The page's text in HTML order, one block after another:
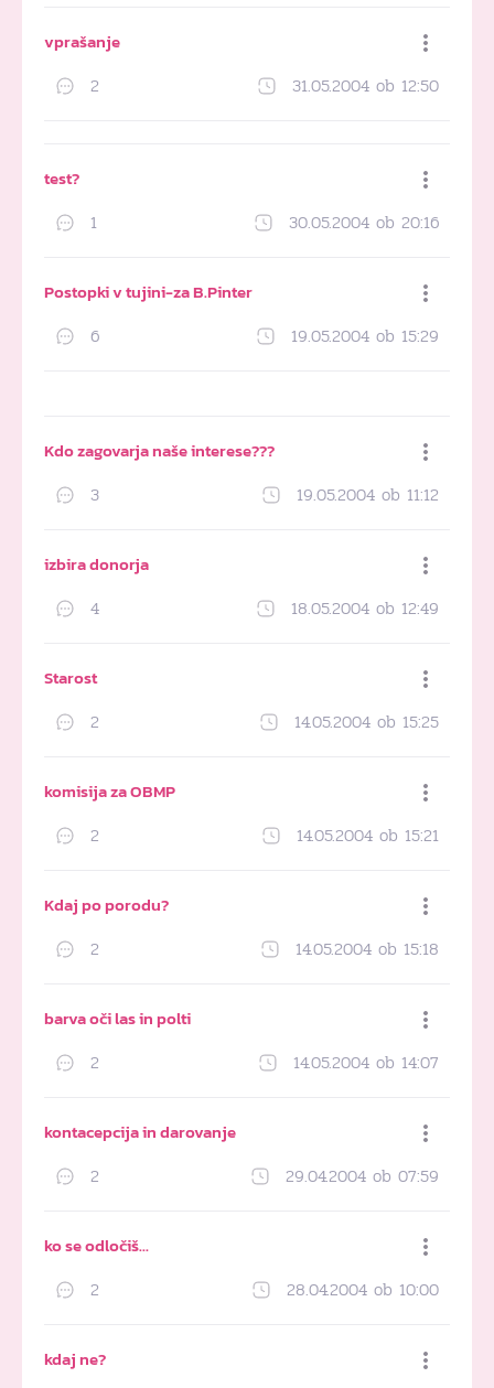
vprašanje
2 31.05.2004 ob 12:50
test?
1 30.05.2004 ob 20:16
Postopki v tujini-za B.Pinter
6 19.05.2004 ob 15:29
Kdo zagovarja naše interese???
3 19.05.2004 ob 11:12
izbira donorja
4 18.05.2004 ob 12:49
Starost
2 14.05.2004 ob 15:25
komisija za OBMP
2 14.05.2004 ob 15:21
Kdaj po porodu?
2 14.05.2004 ob 15:18
barva oči las in polti
2 14.05.2004 ob 14:07
kontacepcija in darovanje
2 29.04.2004 ob 07:59
ko se odločiš…
2 28.04.2004 ob 10:00
kdaj ne?